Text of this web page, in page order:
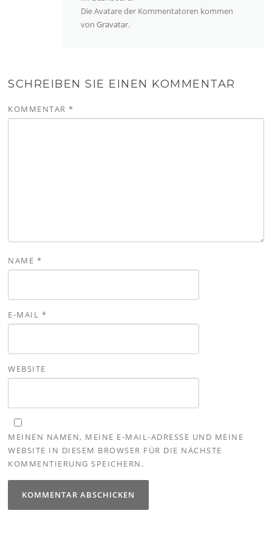
Die Avatare der Kommentatoren kommen
vonGravatar.
SCHREIBEN SIE EINEN KOMMENTAR
KOMMENTAR*
NAME *
E-MAIL *
WEBSITE
MEINEN NAMEN, MEINE E-MAIL-ADRESSE UND MEINE
WEBSITE IN DIESEM BROWSER FÜR DIE NÄCHSTE
KOMMENTIERUNG SPEICHERN.